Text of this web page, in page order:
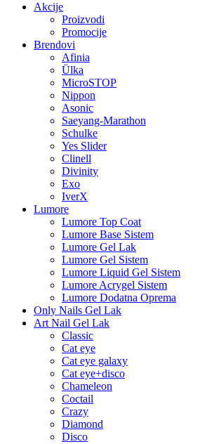
Akcije
Proizvodi
Promocije
Brendovi
Afinia
Ülka
MicroSTOP
Nippon
Asonic
Saeyang-Marathon
Schulke
Yes Slider
Clinell
Divinity
Exo
IverX
Lumore
Lumore Top Coat
Lumore Base Sistem
Lumore Gel Lak
Lumore Gel Sistem
Lumore Liquid Gel Sistem
Lumore Acrygel Sistem
Lumore Dodatna Oprema
Only Nails Gel Lak
Art Nail Gel Lak
Classic
Cat eye
Cat eye galaxy
Cat eye+disco
Chameleon
Coctail
Crazy
Diamond
Disco